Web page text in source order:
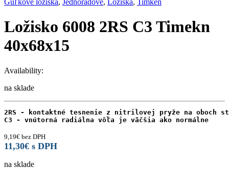
Guľkové ložiská, Jednoradové, Ložiská, Timken
Ložisko 6008 2RS C3 Timekn
40x68x15
Availability:
na sklade
2RS - kontaktné tesnenie z nitrilovej pryže na oboch
C3 - vnútorná radiálna vôľa je väčšia ako normálne
9,19€ bez DPH
11,30€ s DPH
na sklade